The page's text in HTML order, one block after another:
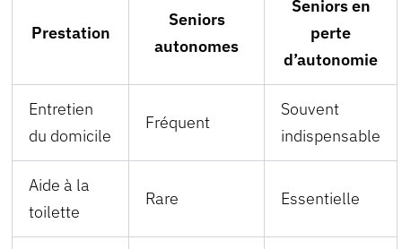
Prestation
Seniors
autonomes
Seniors en
perte
d’autonomie
Entretien
du domicile
Fréquent
Souvent
indispensable
Aide à la
toilette
Rare Essentielle